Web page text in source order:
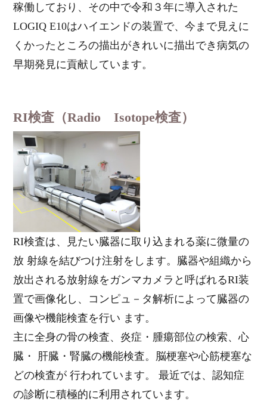
稼働しており、その中で令和３年に導入された
LOGIQ E10はハイエンドの装置で、今まで見えに
くかったところの描出がきれいに描出でき病気の
早期発見に貢献しています。
RI検査（Radio Isotope検査）
RI検査は、見たい臓器に取り込まれる薬に微量の
放 射線を結びつけ注射をします。臓器や組織から
放出される放射線をガンマカメラと呼ばれるRI装
置で画像化し、コンピュ－タ解析によって臓器の
画像や機能検査を行い ます。
主に全身の骨の検査、炎症・腫瘍部位の検索、心
臓・ 肝臓・腎臓の機能検査。脳梗塞や心筋梗塞な
どの検査が 行われています。 最近では、認知症
の診断に積極的に利用されています。